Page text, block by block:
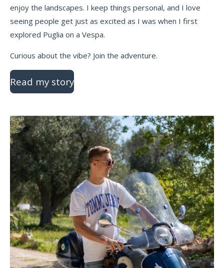
enjoy the landscapes. I keep things personal, and I love
seeing people get just as excited as I was when I first
explored Puglia on a Vespa.
Curious about the vibe? Join the adventure.
Read my story